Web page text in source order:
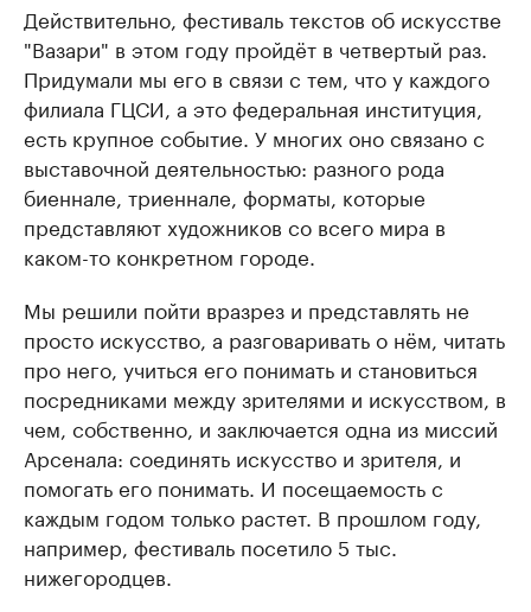
Действительно, фестиваль текстов об искусстве
"Вазари" в этом году пройдёт в четвертый раз.
Придумали мы его в связи с тем, что у каждого
филиала ГЦСИ, а это федеральная институция,
есть крупное событие. У многих оно связано с
выставочной деятельностью: разного рода
биеннале, триеннале, форматы, которые
представляют художников со всего мира в
каком-то конкретном городе.
Мы решили пойти вразрез и представлять не
просто искусство, а разговаривать о нём, читать
про него, учиться его понимать и становиться
посредниками между зрителями и искусством, в
чем, собственно, и заключается одна из миссий
Арсенала: соединять искусство и зрителя, и
помогать его понимать. И посещаемость с
каждым годом только растет. В прошлом году,
например, фестиваль посетило 5 тыс.
нижегородцев.